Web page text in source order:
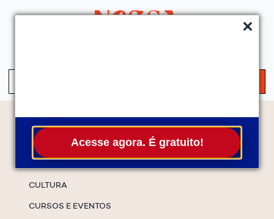
Acesse agora. É gratuito!
Temas
CULTURA
CURSOS E EVENTOS